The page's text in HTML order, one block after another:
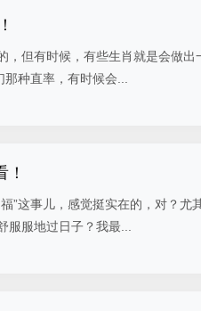
，但有时候，有些生肖就是会做出
种直率，有时候会...
”这事儿，感觉挺实在的，对？尤
服地过日子？我最...